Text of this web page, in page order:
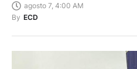
agosto 7, 4:00 AM
By ECD